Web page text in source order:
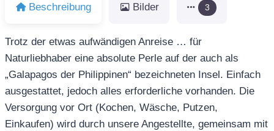
Beschreibung Bilder 3
Trotz der etwas aufwändigen Anreise … für
Naturliebhaber eine absolute Perle auf der auch als
„Galapagos der Philippinen“ bezeichneten Insel. Einfach
ausgestattet, jedoch alles erforderliche vorhanden. Die
Versorgung vor Ort (Kochen, Wäsche, Putzen,
Einkaufen) wird durch unsere Angestellte, gemeinsam mit